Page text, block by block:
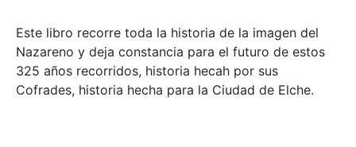
Este libro recorre toda la historia de la imagen del
Nazareno y deja constancia para el futuro de estos
325 años recorridos, historia hecah por sus
Cofrades, historia hecha para la Ciudad de Elche.